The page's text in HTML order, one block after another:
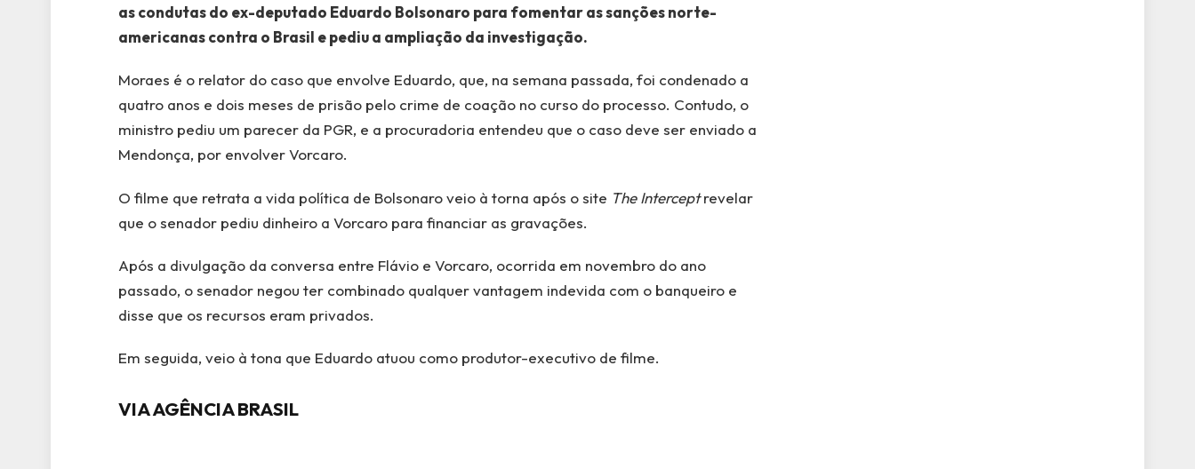
as condutas do ex-deputado Eduardo Bolsonaro para fomentar as sanções norte-
americanas contra o Brasil e pediu a ampliação da investigação.
Moraes é o relator do caso que envolve Eduardo, que, na semana passada, foi condenado a
quatro anos e dois meses de prisão pelo crime de coação no curso do processo. Contudo, o
ministro pediu um parecer da PGR, e a procuradoria entendeu que o caso deve ser enviado a
Mendonça, por envolver Vorcaro.
O filme que retrata a vida política de Bolsonaro veio à torna após o site The Interceptrevelar
que o senador pediu dinheiro a Vorcaro para financiar as gravações.
Após a divulgação da conversa entre Flávio e Vorcaro, ocorrida em novembro do ano
passado, o senador negou ter combinado qualquer vantagem indevida com o banqueiro e
disse que os recursos eram privados.
Em seguida, veio à tona que Eduardo atuou como produtor-executivo de filme.
VIA AGÊNCIA BRASIL